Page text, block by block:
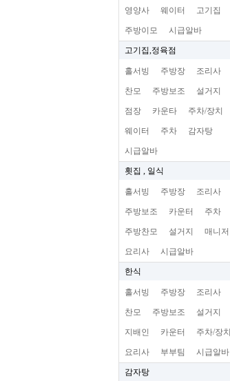
영양사 웨이터 고기집
주방이모 시급알바
고기집,정육점
홀서빙 주방장 조리사
찬모 주방보조 설거지
점장 카운타 주차/장치
웨이터 주차 감자탕
시급알바
횟집 , 일식
홀서빙 주방장 조리사
주방보조 카운터 주차
주방찬모 설거지 매니저
요리사 시급알바
한식
홀서빙 주방장 조리사
찬모 주방보조 설거지
지배인 카운터 주차/장치
요리사 부부팀 시급알바
감자탕